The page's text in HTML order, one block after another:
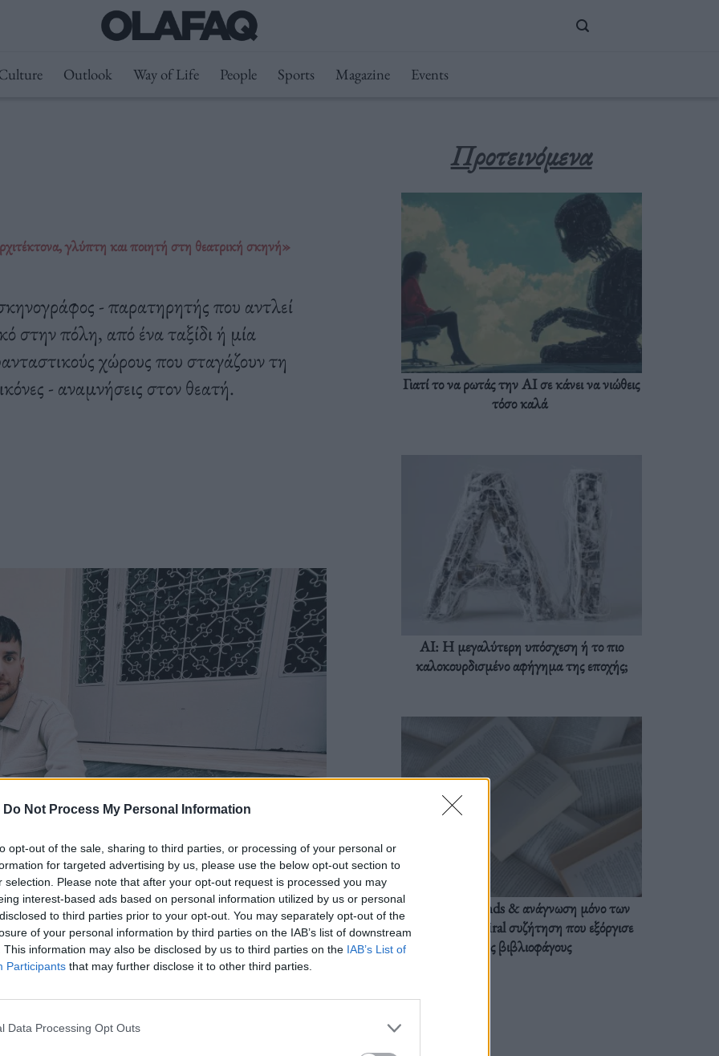
Do Not Process My Personal Information
opt-out of the sale, sharing to third parties, or processing of your personal or
for targeted advertising by us, please use the below opt-out section to
selection. Please note that after your opt-out request is processed you may
interest-based ads based on personal information utilized by us or personal
to third parties prior to your opt-out. You may separately opt-out of the
of your personal information by third parties on the IAB’s list of downstream
This information may also be disclosed by us to third parties on the IAB’s List of
Participants that may further disclose it to other third parties.
Data Processing Opt Outs
Outlook Way of Life People Sports Magazine Events
γλύπτη και ποιητή στη θεατρική σκηνή»
- παρατηρητής που αντλεί
στην πόλη, από ένα ταξίδι ή μία
χώρους που σταγάζουν τη
- αναμνήσεις στον θεατή.
Προτεινόμενα
Γιατί το να ρωτάς την AI σε κάνει να νιώθεις
τόσο καλά
AI: Η μεγαλύτερη υπόσχεση ή το πιο
καλοκουρδισμένο αφήγημα της εποχής;
BookTok trends & ανάγνωση μόνο των
διαλόγων: Η viral συζήτηση που εξόργισε
τους βιβλιοφάγους